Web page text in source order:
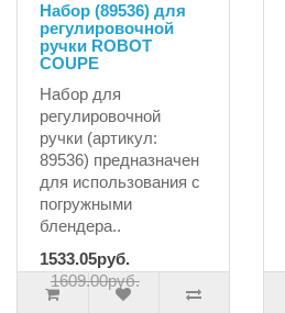
Набор (89536) для
регулировочной
ручки ROBOT
COUPE
Набор для
регулировочной
ручки (артикул:
89536) предназначен
для использования с
погружными
блендера..
1533.05руб.
1609.00руб.